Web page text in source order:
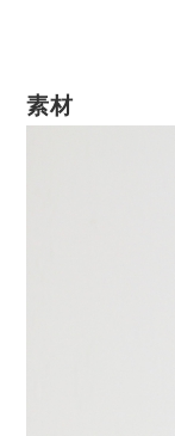
素材